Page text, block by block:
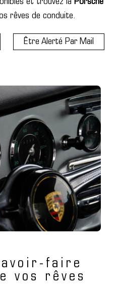
rêves de conduite.
Être Alerté Par Mail
faire
vos rêves